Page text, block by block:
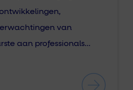
van
aan professionals…